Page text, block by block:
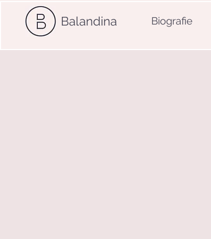
Balandina Biografie